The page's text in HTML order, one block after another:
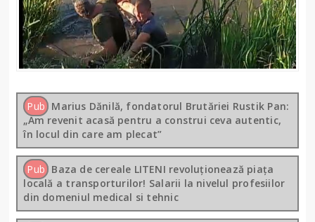
Pub Marius Dănilă, fondatorul Brutăriei Rustik Pan:
„Am revenit acasă pentru a construi ceva autentic,
în locul din care am plecat”
Pub Baza de cereale LITENI revoluționează piața
locală a transporturilor! Salarii la nivelul profesiilor
din domeniul medical si tehnic